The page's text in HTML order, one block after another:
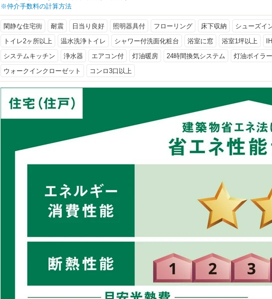
※仲介手数料の計算方法
閑静な住宅街 耐震 日当り良好 照明器具付 フローリング 床下収納
シューズイ
トイレ2ヶ所以上
温水洗浄トイレ シャワー付洗面化粧台 浴室に窓 浴室1坪以上
システムキッチン
浄水器 エアコン付 灯油暖房 24時間換気システム
灯油ボイラー
ウォークインクローゼット
コンロ3口以上